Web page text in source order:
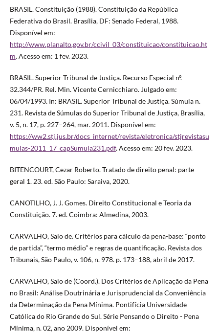
BRASIL. Constituição (1988). Constituição da República
Federativa do Brasil. Brasília, DF: Senado Federal, 1988.
Disponível em:
http://www.planalto.gov.br/ccivil_03/constituicao/constituicao.ht
m. Acesso em: 1 fev. 2023.
BRASIL. Superior Tribunal de Justiça. Recurso Especial nº.
32.344/PR. Rel. Min. Vicente Cernicchiaro. Julgado em:
06/04/1993. In: BRASIL. Superior Tribunal de Justiça. Súmula n.
231. Revista de Súmulas do Superior Tribunal de Justiça, Brasília,
v. 5, n. 17, p. 227–264, mar. 2011. Disponível em:
https://ww2.stj.jus.br/docs_internet/revista/eletronica/stjrevistasu
mulas-2011_17_capSumula231.pdf. Acesso em: 20 fev. 2023.
BITENCOURT, Cezar Roberto. Tratado de direito penal: parte
geral 1. 23. ed. São Paulo: Saraiva, 2020.
CANOTILHO, J. J. Gomes. Direito Constitucional e Teoria da
Constituição. 7. ed. Coimbra: Almedina, 2003.
CARVALHO, Salo de. Critérios para cálculo da pena-base: “ponto
de partida”, “termo médio” e regras de quantificação. Revista dos
Tribunais, São Paulo, v. 106, n. 978. p. 173–188, abril de 2017.
CARVALHO, Salo de (Coord.). Dos Critérios de Aplicação da Pena
no Brasil: Análise Doutrinária e Jurisprudencial da Conveniência
da Determinação da Pena Mínima. Pontifícia Universidade
Católica do Rio Grande do Sul. Série Pensando o Direito - Pena
Mínima, n. 02, ano 2009. Disponível em: